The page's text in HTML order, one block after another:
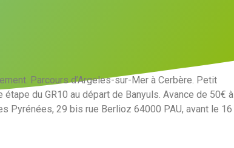
Parcours d’Argeles-sur-Mer à Cerbère. Petit
du GR10 au départ de Banyuls. Avance de 50€ à
Pyrénées, 29 bis rue Berlioz 64000 PAU, avant le 16